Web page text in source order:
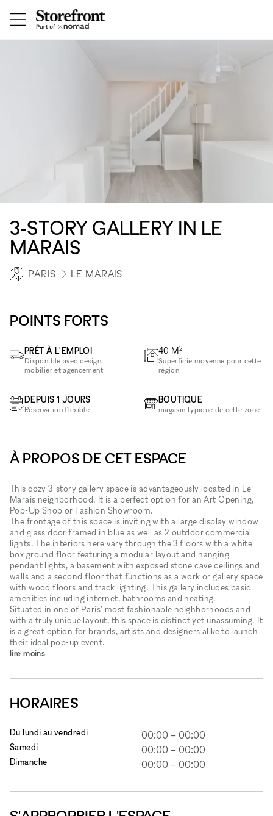
3-STORY GALLERY IN LE
MARAIS
PARIS LE MARAIS
POINTS FORTS
PRÊT À L'EMPLOI
Disponible avec design,
mobilier et agencement
DEPUIS 1 JOURS
Réservation flexible
40 M2
Superficie moyenne pour cette
région
BOUTIQUE
magasin typique de cette zone
À PROPOS DE CET ESPACE
This cozy 3-story gallery space is advantageously located in Le
Marais neighborhood. It is a perfect option for an Art Opening,
Pop-Up Shop or Fashion Showroom.
The frontage of this space is inviting with a large display window
and glass door framed in blue as well as 2 outdoor commercial
lights. The interiors here vary through the 3 floors with a white
box ground floor featuring a modular layout and hanging
pendant lights, a basement with exposed stone cave ceilings and
walls and a second floor that functions as a work or gallery space
with wood floors and track lighting. This gallery includes basic
amenities including internet, bathrooms and heating.
Situated in one of Paris’ most fashionable neighborhoods and
with a truly unique layout, this space is distinct yet unassuming. It
is a great option for brands, artists and designers alike to launch
their ideal pop-up event.
lire moins
HORAIRES
Du lundi au vendredi 00:00 – 00:00
Samedi 00:00 – 00:00
Dimanche 00:00 – 00:00